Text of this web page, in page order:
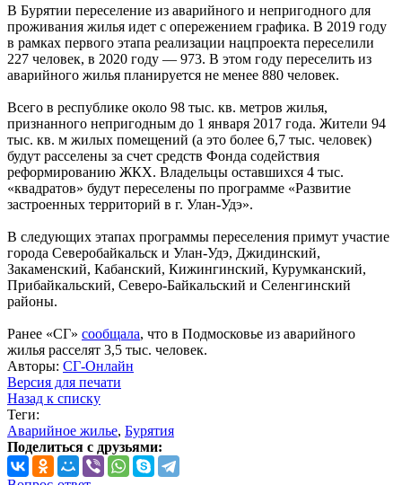
В Бурятии переселение из аварийного и непригодного для
проживания жилья идет с опережением графика. В 2019 году
в рамках первого этапа реализации нацпроекта переселили
227 человек, в 2020 году — 973. В этом году переселить из
аварийного жилья планируется не менее 880 человек.
Всего в республике около 98 тыс. кв. метров жилья,
признанного непригодным до 1 января 2017 года. Жители 94
тыс. кв. м жилых помещений (а это более 6,7 тыс. человек)
будут расселены за счет средств Фонда содействия
реформированию ЖКХ. Владельцы оставшихся 4 тыс.
«квадратов» будут переселены по программе «Развитие
застроенных территорий в г. Улан-Удэ».
В следующих этапах программы переселения примут участие
города Северобайкальск и Улан-Удэ, Джидинский,
Закаменский, Кабанский, Кижингинский, Курумканский,
Прибайкальский, Северо-Байкальский и Селенгинский
районы.
Ранее «СГ» сообщала, что в Подмосковье из аварийного
жилья расселят 3,5 тыс. человек.
Авторы: СГ-Онлайн
Версия для печати
Назад к списку
Теги:
Аварийное жилье, Бурятия
Поделиться с друзьями: